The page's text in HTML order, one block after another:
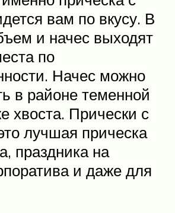
вам по вкусу. В
и начес выходят
по
Начес можно
в районе теменной
хвоста. Прически с
лучшая прическа
праздника на
и даже для